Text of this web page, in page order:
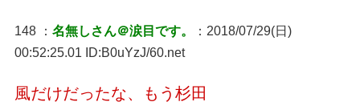
148 ： 名無しさん＠涙目です。
：2018/07/29(日)
00:52:25.01 ID:B0uYzJ/60.net
風だけだったな、もう杉田